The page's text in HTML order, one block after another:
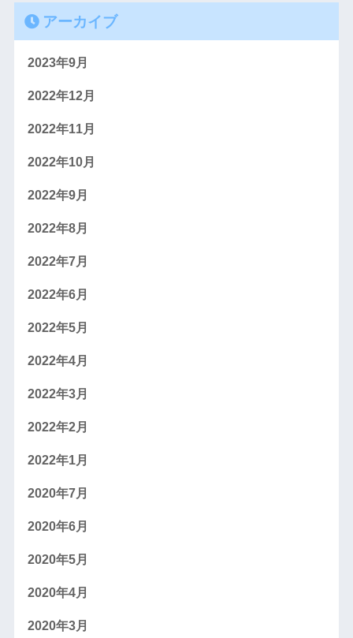
アーカイブ
2023年9月
2022年12月
2022年11月
2022年10月
2022年9月
2022年8月
2022年7月
2022年6月
2022年5月
2022年4月
2022年3月
2022年2月
2022年1月
2020年7月
2020年6月
2020年5月
2020年4月
2020年3月